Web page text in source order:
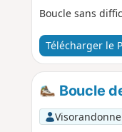
Boucle sans
Télécharger le
Boucle